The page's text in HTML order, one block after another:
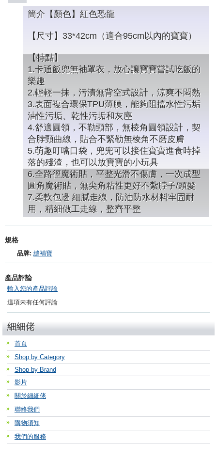
簡介【顏色】紅色恐龍
【尺寸】33*42cm（適合95cm以內的寶寶）
【特點】
1.卡通飯兜無袖罩衣，放心讓寶寶嘗試吃飯的
樂趣
2.輕輕一抹，污漬無背空式設計，涼爽不悶熱
3.表面複合環保TPU薄膜，能夠阻擋水性污垢
油性污垢、乾性污垢和灰塵
4.舒適圓領，不勒頸部，無棱角圓領設計，契
合脖頸曲線，貼合不緊勒無棱角不磨皮膚
5.萌趣叮噹口袋，兜兜可以接住寶寶進食時掉
落的殘渣，也可以放寶寶的小玩具
6.全路徑魔術貼，平整光滑不傷膚，一次成型
圓角魔術貼，無尖角粘性更好不紮脖子/頭髮
7.柔軟包邊 細膩走線，防油防水材料牢固耐
用，精細做工走線，整齊平整
規格
品牌: 縫補寶
產品評論
輸入您的產品評論
這項未有任何評論
細細佬
首頁
Shop by Category
Shop by Brand
影片
關於細細佬
聯絡我們
購物須知
我們的服務